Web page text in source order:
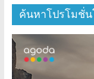
ค้นหาโปรโมชั่น